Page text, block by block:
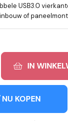
USB3.0
of
IN
NU KOPEN